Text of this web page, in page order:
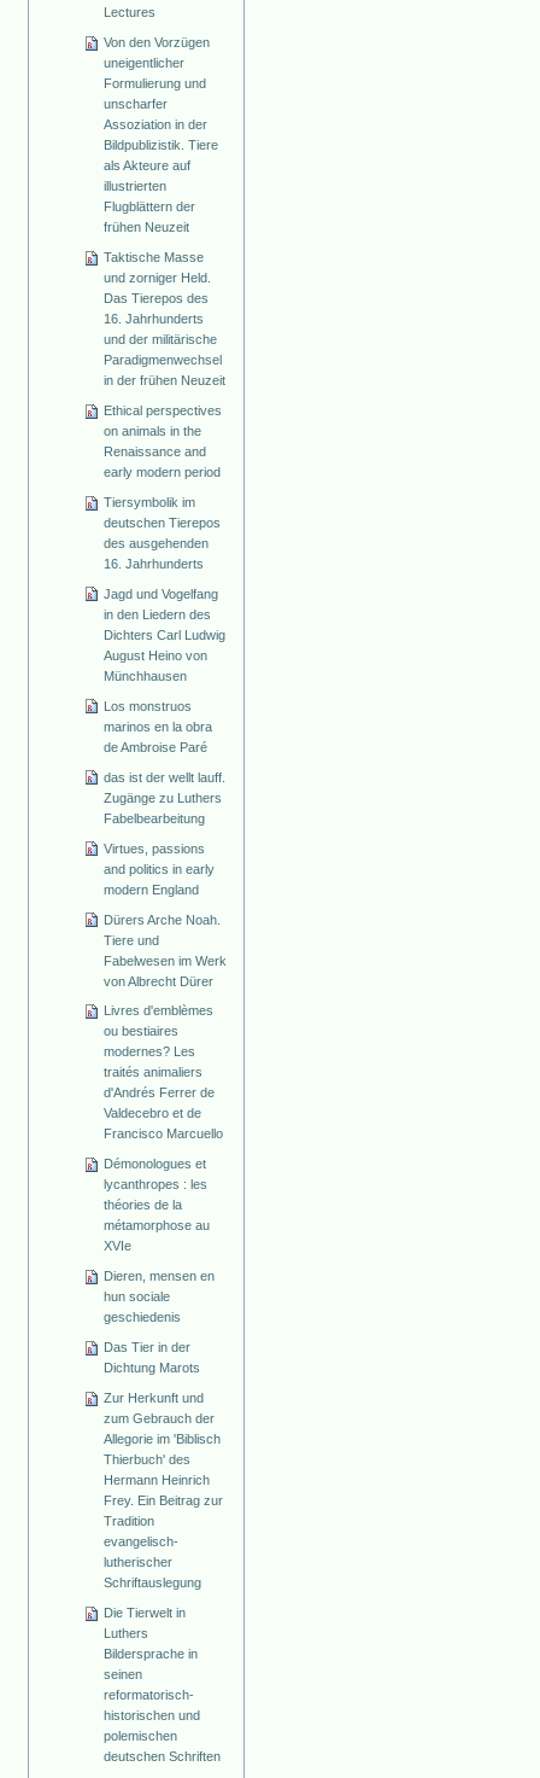
Lectures
Von den Vorzügen
uneigentlicher
Formulierung und
unscharfer
Assoziation in der
Bildpublizistik. Tiere
als Akteure auf
illustrierten
Flugblättern der
frühen Neuzeit
Taktische Masse
und zorniger Held.
Das Tierepos des
16. Jahrhunderts
und der militärische
Paradigmenwechsel
in der frühen Neuzeit
Ethical perspectives
on animals in the
Renaissance and
early modern period
Tiersymbolik im
deutschen Tierepos
des ausgehenden
16. Jahrhunderts
Jagd und Vogelfang
in den Liedern des
Dichters Carl Ludwig
August Heino von
Münchhausen
Los monstruos
marinos en la obra
de Ambroise Paré
das ist der wellt lauff.
Zugänge zu Luthers
Fabelbearbeitung
Virtues, passions
and politics in early
modern England
Dürers Arche Noah.
Tiere und
Fabelwesen im Werk
von Albrecht Dürer
Livres d'emblèmes
ou bestiaires
modernes? Les
traités animaliers
d'Andrés Ferrer de
Valdecebro et de
Francisco Marcuello
Démonologues et
lycanthropes : les
théories de la
métamorphose au
XVIe
Dieren, mensen en
hun sociale
geschiedenis
Das Tier in der
Dichtung Marots
Zur Herkunft und
zum Gebrauch der
Allegorie im 'Biblisch
Thierbuch' des
Hermann Heinrich
Frey. Ein Beitrag zur
Tradition
evangelisch-
lutherischer
Schriftauslegung
Die Tierwelt in
Luthers
Bildersprache in
seinen
reformatorisch-
historischen und
polemischen
deutschen Schriften